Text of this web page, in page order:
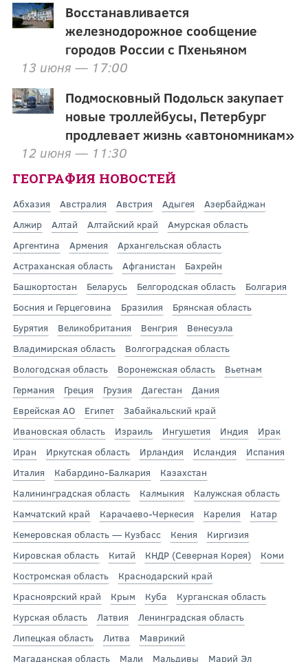
Восстанавливается
железнодорожное сообщение
городов России с Пхеньяном
13 июня — 17:00
Подмосковный Подольск закупает
новые троллейбусы, Петербург
продлевает жизнь «автономникам»
12 июня — 11:30
ГЕОГРАФИЯ НОВОСТЕЙ
Абхазия Австралия Австрия Адыгея
Азербайджан
Алжир
Алтай Алтайский край
Амурская область
Аргентина
Армения
Архангельская область
Астраханская область
Афганистан
Бахрейн
Башкортостан
Беларусь Белгородская область
Болгария
Босния и Герцеговина
Бразилия
Брянская область
Бурятия
Великобритания Венгрия
Венесуэла
Владимирская область
Волгоградская область
Вологодская область
Воронежская область
Вьетнам
Германия
Греция Грузия Дагестан
Дания
Еврейская АО
Египет
Забайкальский край
Ивановская область
Израиль Ингушетия Индия
Ирак
Иран
Иркутская область Ирландия Исландия
Испания
Италия
Кабардино-Балкария
Казахстан
Калининградская область
Калмыкия
Калужская область
Камчатский край
Карачаево-Черкесия Карелия
Катар
Кемеровская область — Кузбасс
Кения
Киргизия
Кировская область
Китай КНДР (Северная Корея)
Коми
Костромская область
Краснодарский край
Красноярский край
Крым Куба
Курганская область
Курская область
Латвия
Ленинградская область
Липецкая область
Литва
Маврикий
Магаданская область
Мали Мальдивы
Марий Эл